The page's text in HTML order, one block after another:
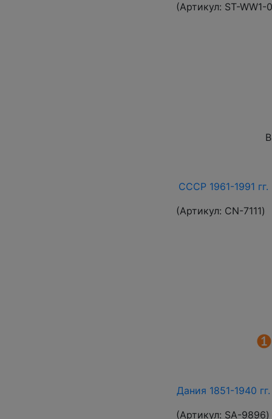
(Артикул: ST-
СССР 1961-1991
(Артикул: СN-7111)
Дания 1851-1940
(Артикул: SA-9896)